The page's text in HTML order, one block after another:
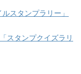
スタンプラリー」
スタンプクイズラリ